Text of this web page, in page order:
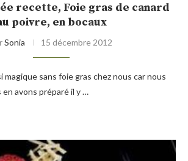
recette, Foie gras de canard
poivre, en bocaux
Sonia 15 décembre 2012
magique sans foie gras chez nous car nous
en avons préparé il y …